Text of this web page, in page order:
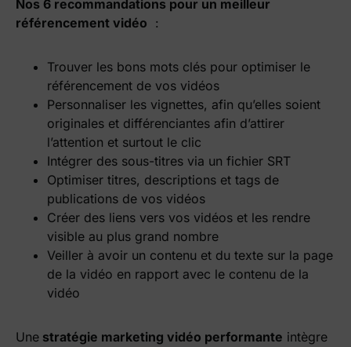
Nos 6 recommandations pour un meilleur
référencement vidéo :
Trouver les bons mots clés pour optimiser le
référencement de vos vidéos
Personnaliser les vignettes, afin qu’elles soient
originales et différenciantes afin d’attirer
l’attention et surtout le clic
Intégrer des sous-titres via un fichier SRT
Optimiser titres, descriptions et tags de
publications de vos vidéos
Créer des liens vers vos vidéos et les rendre
visible au plus grand nombre
Veiller à avoir un contenu et du texte sur la page
de la vidéo en rapport avec le contenu de la
vidéo
Une stratégie marketing vidéo performante intègre